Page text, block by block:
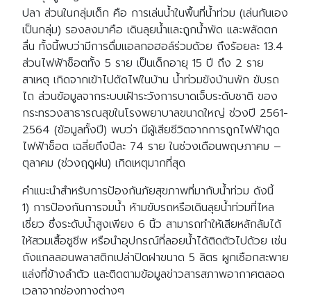
ปลา ส่วนในกลุ่มเด็ก คือ การเล่นน้ำในพื้นที่น้ำท่วม (เล่นกันเอง
เป็นกลุ่ม) รองลงมาคือ เดินลุยน้ำและถูกน้ำพัด และพลัดตก
ลื่น ทั้งนี้พบว่ามีการดื่มแอลกอฮอล์ร่วมด้วย ถึงร้อยละ 13.4
ส่วนไฟฟ้าช็อตทั้ง 5 ราย เป็นเด็กอายุ 15 ปี ถึง 2 ราย
สาเหตุ เกิดจากเข้าไปตัดไฟในบ้าน น้ำท่วมขังบ้านพัก ขับรถ
ไถ ส่วนข้อมูลจากระบบเฝ้าระวังการบาดเจ็บระดับชาติ ของ
กระทรวงสาธารณสุขในโรงพยาบาลขนาดใหญ่ ช่วงปี 2561-
2564 (ข้อมูลทั้งปี) พบว่า มีผู้เสียชีวิตจากการถูกไฟฟ้าดูด
ไฟฟ้าช็อต เฉลี่ยถึงปีละ 74 ราย ในช่วงเดือนพฤษภาคม –
ตุลาคม (ช่วงฤดูฝน) เกิดเหตุมากที่สุด
คำแนะนำสำหรับการป้องกันภัยสุขภาพที่มากับน้ำท่วม ดังนี้
1) การป้องกันการจมน้ำ ห้ามขับรถหรือเดินลุยน้ำท่วมที่ไหล
เชี่ยว ซึ่งระดับน้ำสูงเพียง 6 นิ้ว สามารถทำให้เสียหลักล้มได้
ให้สวมเสื้อชูชีพ หรือนำอุปกรณ์ที่ลอยน้ำได้ติดตัวไปด้วย เช่น
ถังแกลลอนพลาสติกเปล่าปิดฝาขนาด 5 ลิตร ผูกเชือกสะพาย
แล่งที่ข้างลำตัว และติดตามข้อมูลข่าวสารสภาพอากาศตลอด
เวลาจากช่องทางต่างๆ